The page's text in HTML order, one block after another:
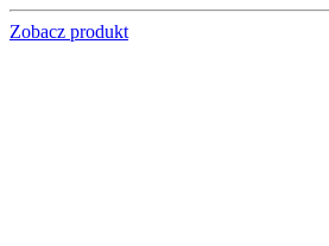
Zobacz produkt